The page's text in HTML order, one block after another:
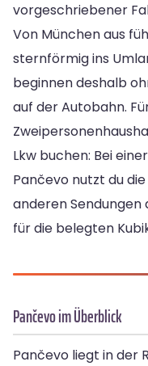
vorgeschriebener
Von München aus
sternförmig ins
beginnen deshalb
auf der Autobahn.
Lkw buchen: Bei einer
Pančevo nutzt du
anderen Sendungen
für die belegten
Pančevo im Überblick
Pančevo liegt in der